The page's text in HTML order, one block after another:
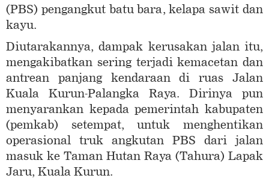
(PBS) pengangkut batu bara, kelapa sawit dan
kayu.
Diutarakannya, dampak kerusakan jalan itu,
mengakibatkan sering terjadi kemacetan dan
antrean panjang kendaraan di ruas Jalan
Kuala Kurun-Palangka Raya. Dirinya pun
menyarankan kepada pemerintah kabupaten
(pemkab) setempat, untuk menghentikan
operasional truk angkutan PBS dari jalan
masuk ke Taman Hutan Raya (Tahura) Lapak
Jaru, Kuala Kurun.